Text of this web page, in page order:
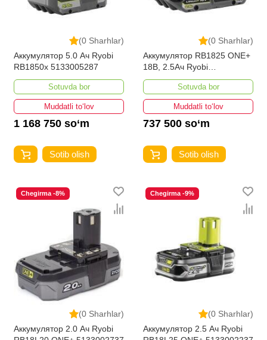
(0 Sharhlar)
Аккумулятор 5.0 Ач Ryobi
RB1850x 5133005287
Sotuvda bor
Muddatli to‘lov
1 168 750 so‘m
Sotib olish
(0 Sharhlar)
Аккумулятор RB1825 ONE+
18В, 2.5Ач Ryobi
5133005516
Sotuvda bor
Muddatli to‘lov
737 500 so‘m
Sotib olish
(0 Sharhlar)
Chegirma -8%
Аккумулятор 2.0 Ач Ryobi
(0 Sharhlar)
Chegirma -9%
Аккумулятор 2.5 Ач Ryobi